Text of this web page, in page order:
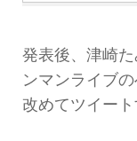
発表後、津崎
ンマンライブ
改めてツイート